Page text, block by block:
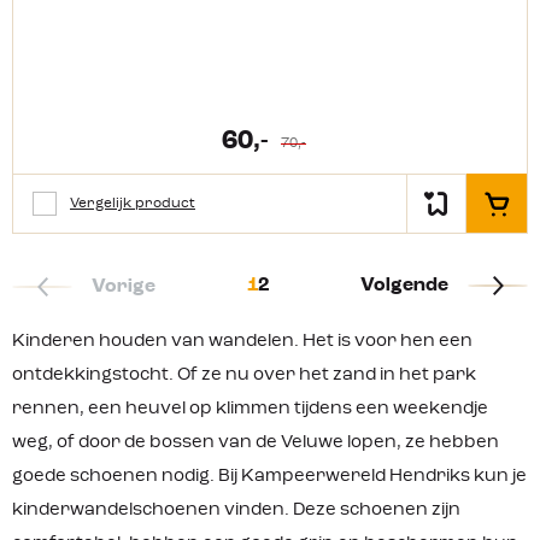
60,- 70,-
Vergelijk product In het
Vorige 12 Volgende
Kinderen houden van wandelen. Het is voor hen een
ontdekkingstocht. Of ze nu over het zand in het park
rennen, een heuvel op klimmen tijdens een weekendje
weg, of door de bossen van de Veluwe lopen, ze hebben
goede schoenen nodig. Bij Kampeerwereld Hendriks kun je
kinderwandelschoenen vinden. Deze schoenen zijn